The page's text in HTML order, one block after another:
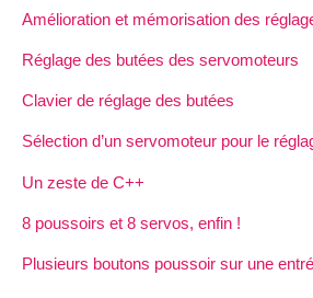
Amélioration et mémorisation des
Réglage des butées des servomoteurs
Clavier de réglage des butées
Sélection d’un servomoteur pour le
Un zeste de C++
8 poussoirs et 8 servos, enfin !
Plusieurs boutons poussoir sur une